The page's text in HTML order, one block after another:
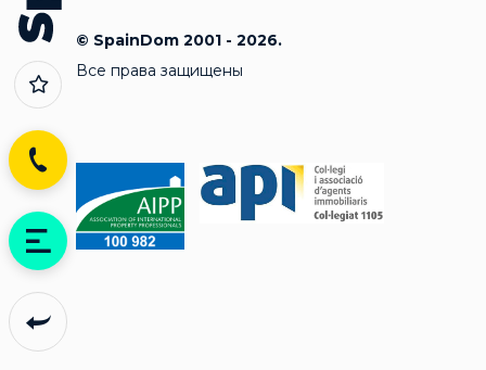
© SpainDom 2001 - 2026.
Все права защищены